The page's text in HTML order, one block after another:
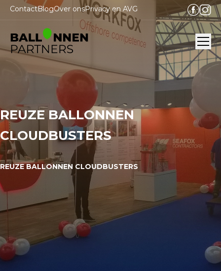
ContactBlogOver onsPrivacy en AVG
REUZE BALLONNEN
CLOUDBUSTERS
REUZE BALLONNEN CLOUDBUSTERS